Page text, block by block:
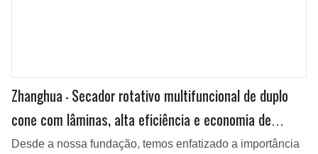
Zhanghua - Secador rotativo multifuncional de duplo
cone com lâminas, alta eficiência e economia de
energia. Unidade de secagem multifuncional com
Desde a nossa fundação, temos enfatizado a importância